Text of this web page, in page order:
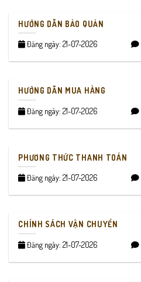
HƯỚNG DẪN BẢO QUẢN
Đăng ngày: 21-07-2026
HƯỚNG DẪN MUA HÀNG
Đăng ngày: 21-07-2026
PHƯƠNG THỨC THANH TOÁN
Đăng ngày: 21-07-2026
CHÍNH SÁCH VẬN CHUYỂN
Đăng ngày: 21-07-2026